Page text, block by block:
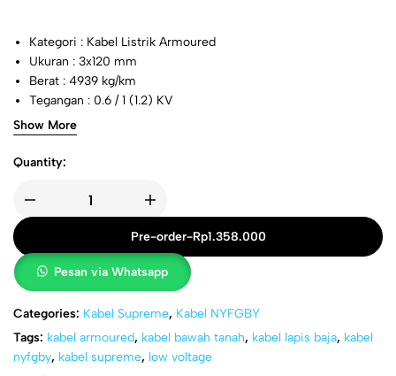
Kategori : Kabel Listrik Armoured
Ukuran : 3x120 mm
Berat : 4939 kg/km
Tegangan : 0.6 / 1 (1.2) KV
Standard : IEC 60502-1/ SNI IEC 60502-1
Show More
Quantity:
Pre-order-Rp1.358.000
Pesan via Whatsapp
Categories: Kabel Supreme, Kabel NYFGBY
Tags: kabel armoured, kabel bawah tanah, kabel lapis baja, kabel
nyfgby, kabel supreme, low voltage